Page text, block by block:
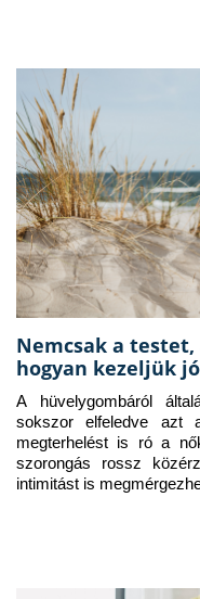
Nemcsak a
hogyan kezeljük
A hüvelygombáról
sokszor elfeledve azt
megterhelést is ró a
szorongás rossz
intimitást is